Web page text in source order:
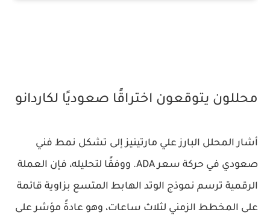
محللون يتوقعون اختراقًا صعوديًا لكاردانو
أشار المحلل البارز علي مارتينيز إلى تشكل نمط فني
صعودي في حركة سعر ADA. ووفقًا لتحليله، فإن العملة
الرقمية ترسم نموذج الوتد الهابط المتسع بزاوية قائمة
على المخطط الزمني لثلاث ساعات، وهو عادةً مؤشر على